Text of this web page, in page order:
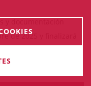
de 2025 y finalizará